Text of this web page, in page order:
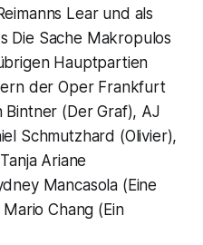
Lear und als
Die Sache Makropulos
Hauptpartien
der Oper Frankfurt
(Der Graf), AJ
Schmutzhard (Olivier),
Ariane
Mancasola (Eine
Chang (Ein